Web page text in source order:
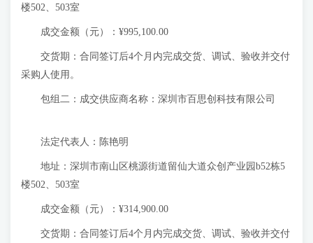
楼502、503室
成交金额（元）：¥995,100.00
交货期：合同签订后4个月内完成交货、调试、验收并交付
采购人使用。
包组二：成交供应商名称：深圳市百思创科技有限公司
法定代表人：陈艳明
地址：深圳市南山区桃源街道留仙大道众创产业园b52栋5
楼502、503室
成交金额（元）：¥314,900.00
交货期：合同签订后4个月内完成交货、调试、验收并交付